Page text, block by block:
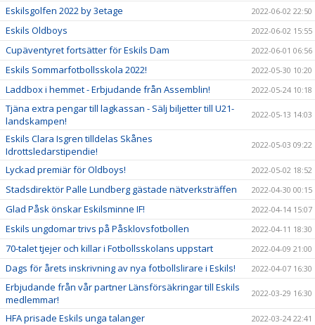
Eskilsgolfen 2022 by 3etage 2022-06-02 22:50
Eskils Oldboys 2022-06-02 15:55
Cupäventyret fortsätter för Eskils Dam 2022-06-01 06:56
Eskils Sommarfotbollsskola 2022! 2022-05-30 10:20
Laddbox i hemmet - Erbjudande från Assemblin! 2022-05-24 10:18
Tjäna extra pengar till lagkassan - Sälj biljetter till U21-
landskampen!
2022-05-13 14:03
Eskils Clara Isgren tilldelas Skånes
Idrottsledarstipendie!
2022-05-03 09:22
Lyckad premiär för Oldboys! 2022-05-02 18:52
Stadsdirektör Palle Lundberg gästade nätverksträffen 2022-04-30 00:15
Glad Påsk önskar Eskilsminne IF! 2022-04-14 15:07
Eskils ungdomar trivs på Påsklovsfotbollen 2022-04-11 18:30
70-talet tjejer och killar i Fotbollsskolans uppstart 2022-04-09 21:00
Dags för årets inskrivning av nya fotbollslirare i Eskils! 2022-04-07 16:30
Erbjudande från vår partner Länsförsäkringar till Eskils
medlemmar!
2022-03-29 16:30
HFA prisade Eskils unga talanger 2022-03-24 22:41